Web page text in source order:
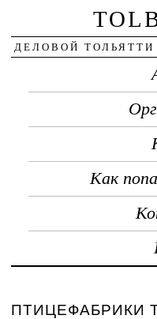
ДЕЛОВОЙ
Как
ПТИЦЕФАБРИКИ